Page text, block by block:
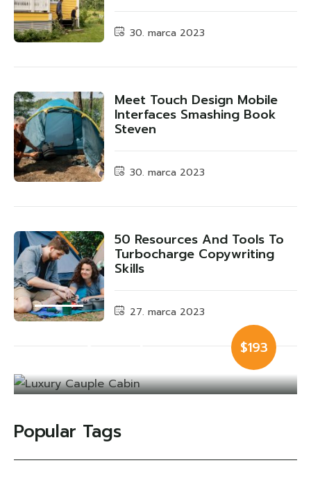
30. marca 2023
Meet Touch Design Mobile
Interfaces Smashing Book
Steven
30. marca 2023
50 Resources And Tools To
Turbocharge Copywriting
Skills
27. marca 2023
$193
Popular Tags